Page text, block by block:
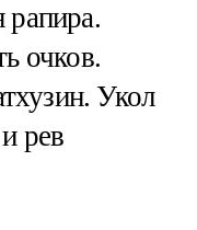
очков.
Укол
рев